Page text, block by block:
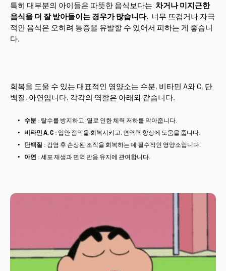
특히 대부분의 아이들은 따뜻한 음식보다는 차거나 미지근한
음식을 더 잘 받아들이는 경우가 많습니다. 너무 뜨겁거나 자극
적인 음식은 오히려 통증을 유발할 수 있어서 피하는 게 좋습니
다.
회복을 도울 수 있는 대표적인 영양소는 수분, 비타민 A와 C, 단
백질, 아연입니다. 각각의 역할은 아래와 같습니다.
수분 : 탈수를 방지하고, 열로 인한 체력 저하를 막아줍니다.
비타민 A, C : 입안 점막을 회복시키고, 면역력 향상에 도움을 줍니다.
단백질 : 감염 후 손상된 조직을 회복하는 데 필수적인 영양소입니다.
아연 : 세포 재생과 면역 반응 유지에 관여합니다.